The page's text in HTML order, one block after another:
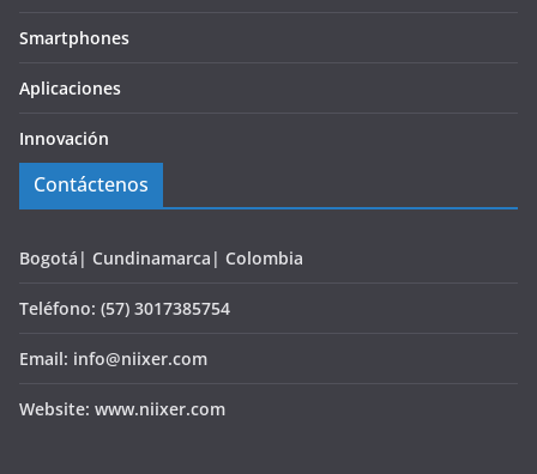
Smartphones
Aplicaciones
Innovación
Contáctenos
Bogotá| Cundinamarca| Colombia
Teléfono: (57) 3017385754
Email: info@niixer.com
Website: www.niixer.com